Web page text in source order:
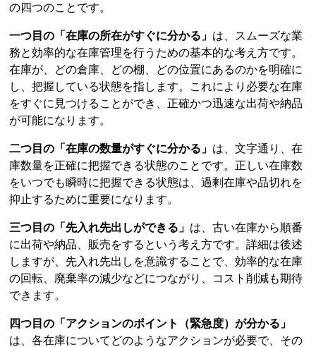
の四つのことです。
一つ目の「在庫の所在がすぐに分かる」 は、スムーズな業
務と効率的な在庫管理を行うための基本的な考え方です。
在庫が、どの倉庫、どの棚、どの位置にあるのかを明確に
し、把握している状態を指します。これにより必要な在庫
をすぐに見つけることができ、正確かつ迅速な出荷や納品
が可能になります。
二つ目の「在庫の数量がすぐに分かる」 は、文字通り、在
庫数量を正確に把握できる状態のことです。正しい在庫数
をいつでも瞬時に把握できる状態は、過剰在庫や品切れを
抑止するために重要になります。
三つ目の「先入れ先出しができる」 は、古い在庫から順番
に出荷や納品、販売をするという考え方です。詳細は後述
しますが、先入れ先出しを意識することで、効率的な在庫
の回転、廃棄率の減少などにつながり、コスト削減も期待
できます。
四つ目の「アクションのポイント（緊急度）が分かる」
は、各在庫についてどのようなアクションが必要で、その